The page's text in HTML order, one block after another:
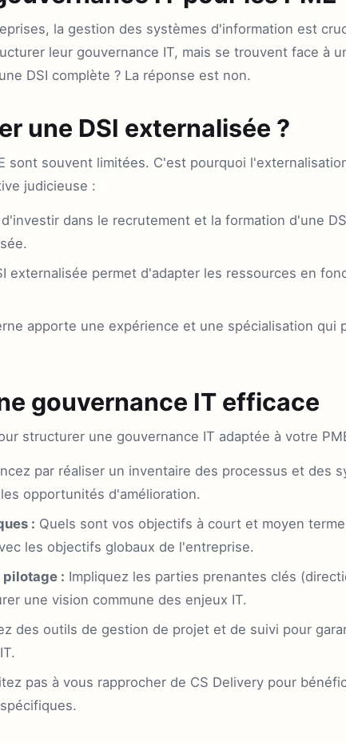
la gestion des systèmes d'information est
leur gouvernance IT, mais se trouvent face à
DSI complète ? La réponse est non.
une DSI externalisée ?
sont souvent limitées. C'est pourquoi
judicieuse :
dans le recrutement et la formation d'une
externalisée permet d'adapter les ressources en
apporte une expérience et une spécialisation qui
gouvernance IT efficace
structurer une gouvernance IT adaptée à votre
par réaliser un inventaire des processus et des
opportunités d'amélioration.
: Quels sont vos objectifs à court et moyen
les objectifs globaux de l'entreprise.
pilotage : Impliquez les parties prenantes clés
une vision commune des enjeux IT.
des outils de gestion de projet et de suivi pour
pas à vous rapprocher de CS Delivery pour